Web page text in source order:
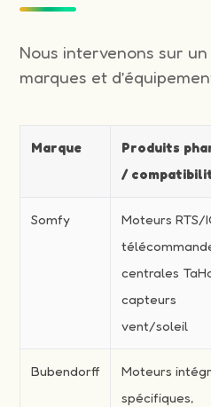
Nous intervenons sur
marques et
Marque
Produits
/
Somfy
Moteurs RTS/
centrales
capteurs
vent/soleil
Bubendorff
Moteurs
spécifiques,